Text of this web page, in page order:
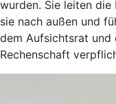
wurden. Sie leiten
sie nach außen und
dem Aufsichtsrat und
Rechenschaft